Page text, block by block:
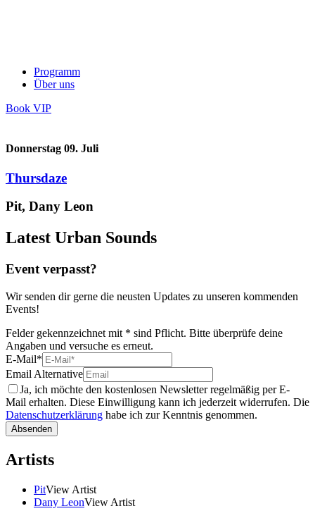
Programm
Über uns
Book VIP
Donnerstag 09. Juli
Thursdaze
Pit, Dany Leon
Latest Urban Sounds
Event verpasst?
Wir senden dir gerne die neusten Updates zu unseren kommenden
Events!
Felder gekennzeichnet mit * sind Pflicht. Bitte überprüfe deine
Angaben und versuche es erneut.
E-Mail*
Email Alternative
Ja, ich möchte den kostenlosen Newsletter regelmäßig per E-
Mail erhalten. Diese Einwilligung kann ich jederzeit widerrufen. Die
Datenschutzerklärung habe ich zur Kenntnis genommen.
Absenden
Artists
PitView Artist
Dany LeonView Artist